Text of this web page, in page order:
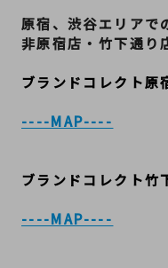
原宿、渋谷エリアで
非原宿店・竹下通り
ブランドコレクト原
----MAP----
ブランドコレクト竹
----MAP----